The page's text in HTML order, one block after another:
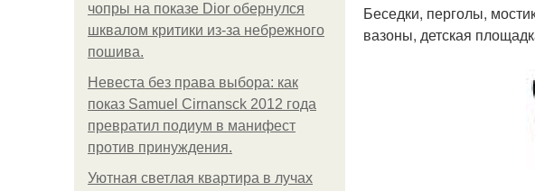
чопры на показе Dior обернулся
шквалом критики из-за небрежного
пошива.
Невеста без права выбора: как
показ Samuel Cirnansck 2012 года
превратил подиум в манифест
против принуждения.
Уютная светлая квартира в лучах
Беседки, перголы,
вазоны, детская